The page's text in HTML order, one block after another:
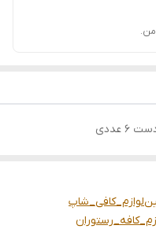
لوازم_کافی_شاپ